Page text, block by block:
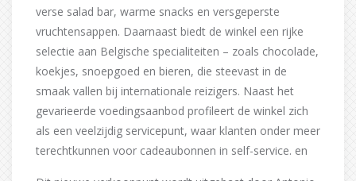
verse salad bar, warme snacks en versgeperste
vruchtensappen. Daarnaast biedt de winkel een rijke
selectie aan Belgische specialiteiten – zoals chocolade,
koekjes, snoepgoed en bieren, die steevast in de
smaak vallen bij internationale reizigers. Naast het
gevarieerde voedingsaanbod profileert de winkel zich
als een veelzijdig servicepunt, waar klanten onder meer
terechtkunnen voor cadeaubonnen in self-service. en